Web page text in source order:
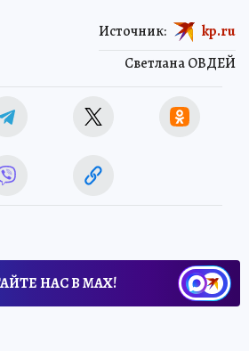
Светлана ОВДЕЙ
Источник: kp.ru
НАС В МАХ!